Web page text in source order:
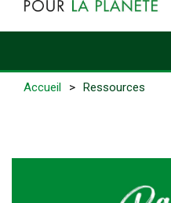
Accueil Ressources